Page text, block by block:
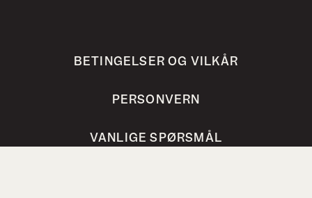
BETINGELSER OG VILKÅR
PERSONVERN
VANLIGE SPØRSMÅL